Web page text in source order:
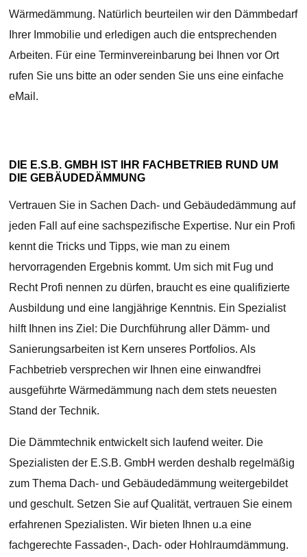
Wärmedämmung. Natürlich beurteilen wir den Dämmbedarf
Ihrer Immobilie und erledigen auch die entsprechenden
Arbeiten. Für eine Terminvereinbarung bei Ihnen vor Ort
rufen Sie uns bitte an oder senden Sie uns eine einfache
eMail.
DIE E.S.B. GMBH IST IHR FACHBETRIEB RUND UM
DIE GEBÄUDEDÄMMUNG
Vertrauen Sie in Sachen Dach- und Gebäudedämmung auf
jeden Fall auf eine sachspezifische Expertise. Nur ein Profi
kennt die Tricks und Tipps, wie man zu einem
hervorragenden Ergebnis kommt. Um sich mit Fug und
Recht Profi nennen zu dürfen, braucht es eine qualifizierte
Ausbildung und eine langjährige Kenntnis. Ein Spezialist
hilft Ihnen ins Ziel: Die Durchführung aller Dämm- und
Sanierungsarbeiten ist Kern unseres Portfolios. Als
Fachbetrieb versprechen wir Ihnen eine einwandfrei
ausgeführte Wärmedämmung nach dem stets neuesten
Stand der Technik.
Die Dämmtechnik entwickelt sich laufend weiter. Die
Spezialisten der E.S.B. GmbH werden deshalb regelmäßig
zum Thema Dach- und Gebäudedämmung weitergebildet
und geschult. Setzen Sie auf Qualität, vertrauen Sie einem
erfahrenen Spezialisten. Wir bieten Ihnen u.a eine
fachgerechte Fassaden-, Dach- oder Hohlraumdämmung.